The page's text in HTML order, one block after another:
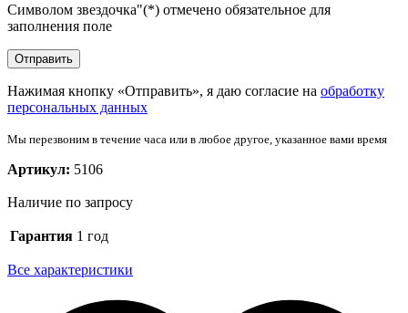
Символом звездочка"(*) отмечено обязательное для
заполнения поле
Нажимая кнопку «Отправить», я даю согласие на обработку
персональных данных
Мы перезвоним в течение часа или в любое другое, указанное вами время
Артикул: 5106
Наличие по запросу
Гарантия 1 год
Все характеристики